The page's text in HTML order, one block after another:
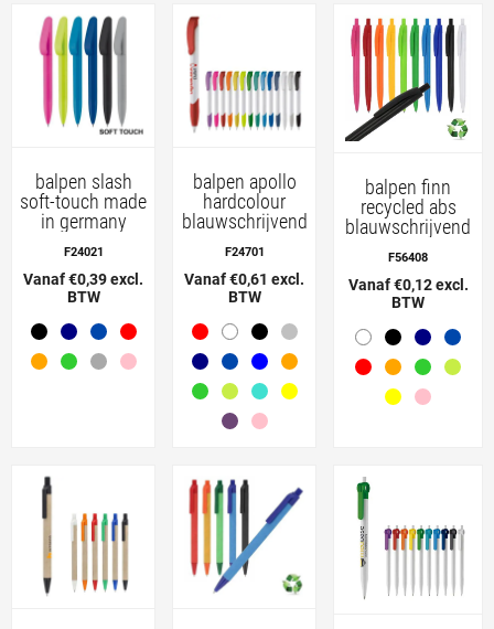
balpen slash
soft-touch made
in germany
F24021
Vanaf €0,39 excl.
BTW
balpen apollo
hardcolour
blauwschrijvend
F24701
Vanaf €0,61 excl.
BTW
balpen finn
recycled abs
blauwschrijvend
F56408
Vanaf €0,12 excl.
BTW